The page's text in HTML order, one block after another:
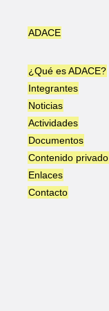
ADACE
¿Qué es ADACE?
Integrantes
Noticias
Actividades
Documentos
Contenido privado
Enlaces
Contacto